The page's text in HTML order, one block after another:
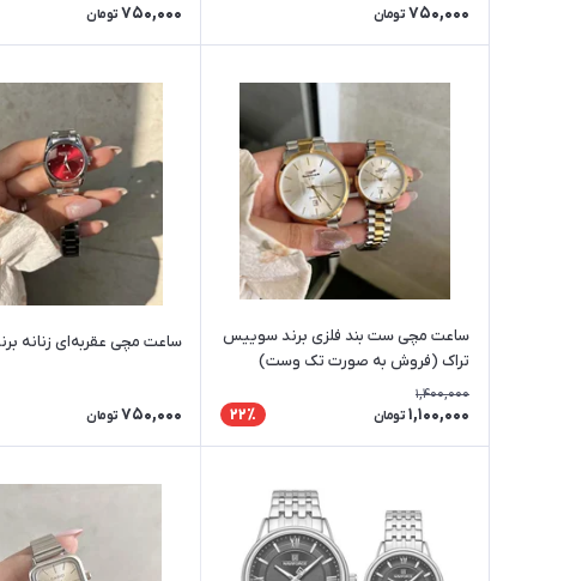
750,000 تومان 750,000 تومان
ساعت مچی ست بند فلزی برند سوییس
تراک (فروش به صورت تک وست)
1,400,000
1,100,000 تومان 22٪
ساعت مچی عقربه‌ای زنانه
750,000 تومان